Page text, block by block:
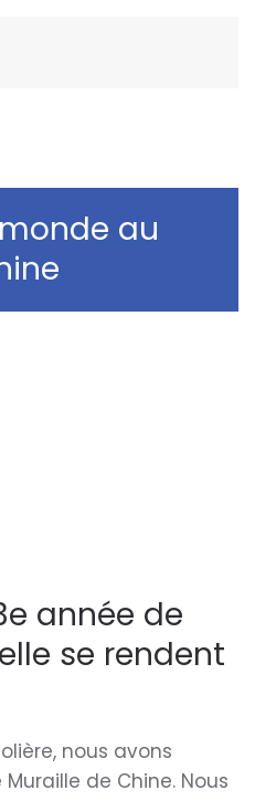
au
année de
se rendent
nous avons
de Chine. Nous